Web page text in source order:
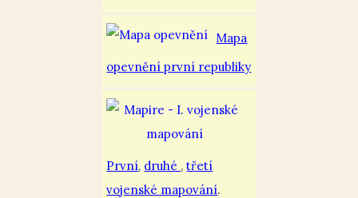
Mapa
opevnění první republiky
První, druhé ,třetí
vojenské mapování.